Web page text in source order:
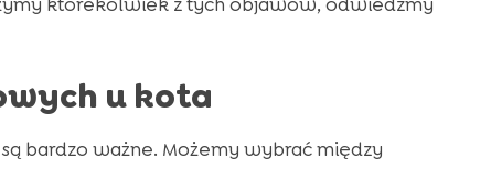
u kota
bardzo ważne. Możemy wybrać między